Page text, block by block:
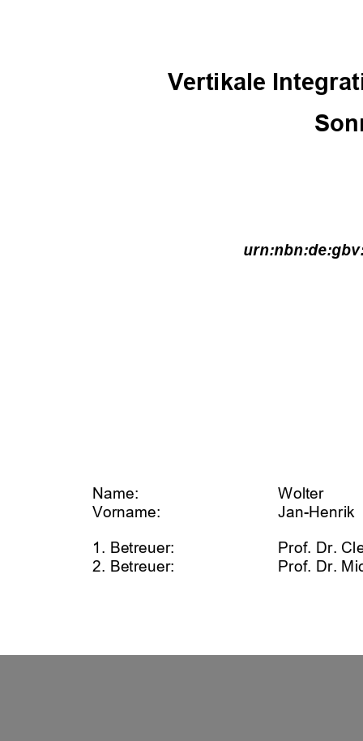
Vertikale
Name:
Wolter
Vorname:
Jan-Henrik
1. Betreuer:
Prof. Dr.
2. Betreuer: Prof. Dr.